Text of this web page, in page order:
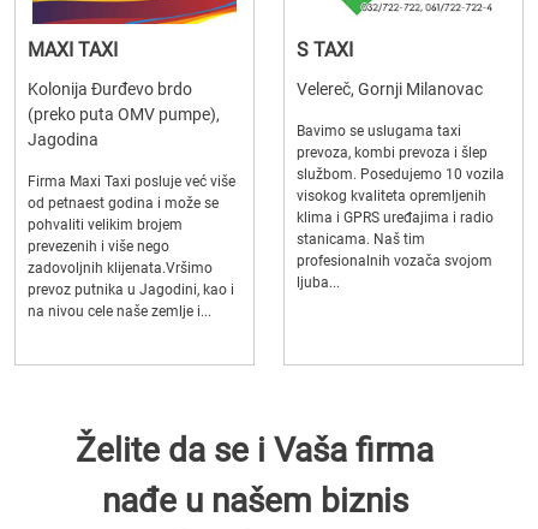
MAXI TAXI
Kolonija Đurđevo brdo
(preko puta OMV pumpe),
Jagodina
Firma Maxi Taxi posluje već više
od petnaest godina i može se
pohvaliti velikim brojem
prevezenih i više nego
zadovoljnih klijenata.Vršimo
prevoz putnika u Jagodini, kao i
na nivou cele naše zemlje i...
S TAXI
Velereč, Gornji Milanovac
Bavimo se uslugama taxi
prevoza, kombi prevoza i šlep
službom. Posedujemo 10 vozila
visokog kvaliteta opremljenih
klima i GPRS uređajima i radio
stanicama. Naš tim
profesionalnih vozača svojom
ljuba...
Želite da se i Vaša firma
nađe u našem biznis